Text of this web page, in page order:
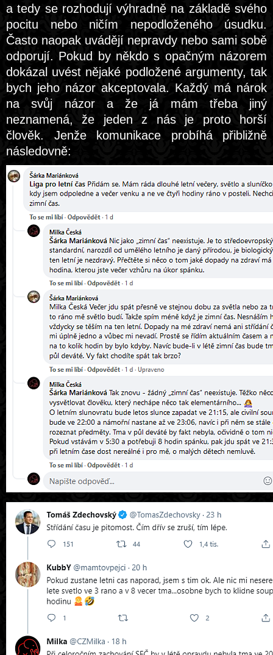
a tedy se rozhodují výhradně na základě svého
pocitu nebo ničím nepodloženého úsudku.
Často naopak uvádějí nepravdy nebo sami sobě
odporují. Pokud by někdo s opačným názorem
dokázal uvést nějaké podložené argumenty, tak
bych jeho názor akceptovala. Každý má nárok
na svůj názor a že já mám třeba jiný
neznamená, že jeden z nás je proto horší
člověk. Jenže komunikace probíhá přibližně
následovně: